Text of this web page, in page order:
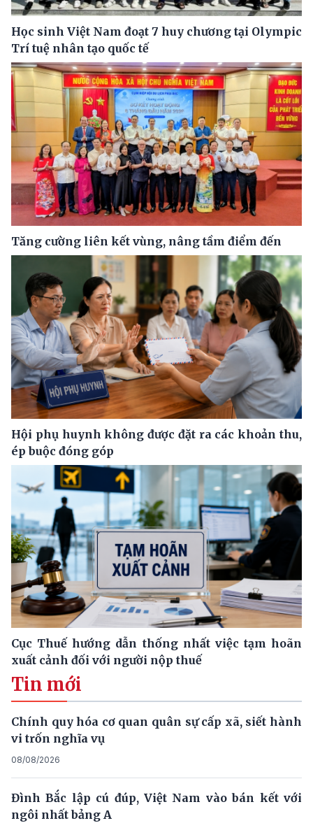
Học sinh Việt Nam đoạt 7 huy chương tại Olympic
Trí tuệ nhân tạo quốc tế
Tăng cường liên kết vùng, nâng tầm điểm đến
Hội phụ huynh không được đặt ra các khoản thu,
ép buộc đóng góp
Cục Thuế hướng dẫn thống nhất việc tạm hoãn
xuất cảnh đối với người nộp thuế
Tin mới
Chính quy hóa cơ quan quân sự cấp xã, siết hành
vi trốn nghĩa vụ
08/08/2026
Đình Bắc lập cú đúp, Việt Nam vào bán kết với
ngôi nhất bảng A